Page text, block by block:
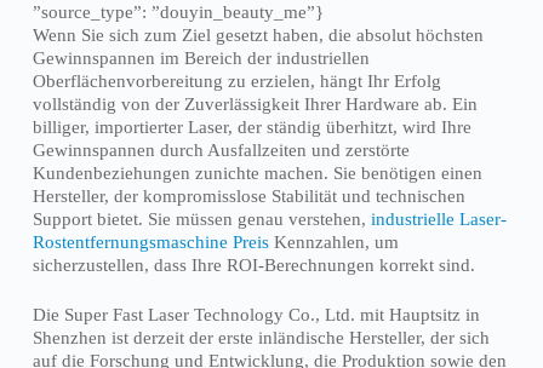
”source_type”: ”douyin_beauty_me”}
Wenn Sie sich zum Ziel gesetzt haben, die absolut höchsten
Gewinnspannen im Bereich der industriellen
Oberflächenvorbereitung zu erzielen, hängt Ihr Erfolg
vollständig von der Zuverlässigkeit Ihrer Hardware ab. Ein
billiger, importierter Laser, der ständig überhitzt, wird Ihre
Gewinnspannen durch Ausfallzeiten und zerstörte
Kundenbeziehungen zunichte machen. Sie benötigen einen
Hersteller, der kompromisslose Stabilität und technischen
Support bietet. Sie müssen genau verstehen, industrielle Laser-
Rostentfernungsmaschine PreisKennzahlen, um
sicherzustellen, dass Ihre ROI-Berechnungen korrekt sind.
Die Super Fast Laser Technology Co., Ltd. mit Hauptsitz in
Shenzhen ist derzeit der erste inländische Hersteller, der sich
auf die Forschung und Entwicklung, die Produktion sowie den